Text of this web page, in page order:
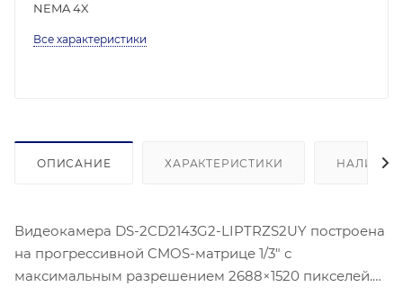
NEMA 4X
Все характеристики
ОПИСАНИЕ ХАРАКТЕРИСТИКИ НАЛИЧИЕ
Видеокамера DS-2CD2143G2-LIPTRZS2UY построена
на прогрессивной CMOS-матрице 1/3" с
максимальным разрешением 2688×1520 пикселей.